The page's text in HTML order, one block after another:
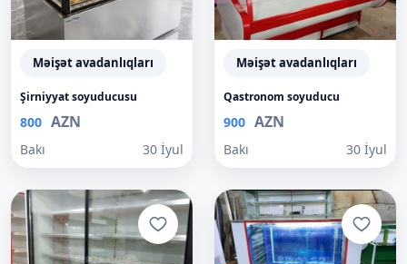
Məişət avadanlıqları
Şirniyyat soyuducusu
800 AZN
Bakı 30 İyul
Məişət avadanlıqları
Qastronom soyuducu
900 AZN
Bakı 30 İyul